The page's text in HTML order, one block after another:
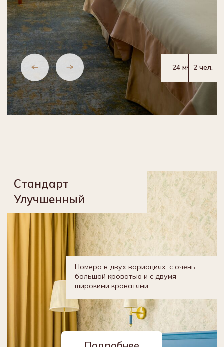
Подробнее
74 м² 2 чел.
+7 (843) 278−16−16
Идентификационный номер средства
размещения: С162024000403
reservation@suleimanpalace.su
Забронировать
Услуги отеля
*